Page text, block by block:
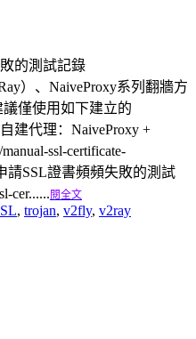
）、NaiveProxy系列翻牆方
僅使用如下建立的
建代理：NaiveProxy +
ssl-certificate-
請SSL證書頻頻失敗的測試
cer...... 閱全文
, trojan, v2fly, v2ray